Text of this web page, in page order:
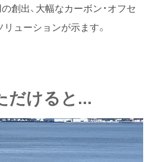
創出、大幅なカーボン・オフセ
ューションが示ます。
だけると...